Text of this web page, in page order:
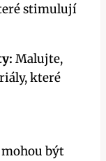
stimulují
Malujte,
které
být